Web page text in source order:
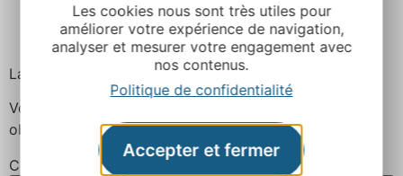
Les cookies nous sont très utiles pour
améliorer votre expérience de navigation,
analyser et mesurer votre engagement avec
nos contenus.
Politique de confidentialité
Accepter et fermer
Facebook Twitter Pinterest
Laisser un commentaire
Votre adresse e-mail ne sera pas publiée.
obligatoires sont indiqués avec*
Commentaire*